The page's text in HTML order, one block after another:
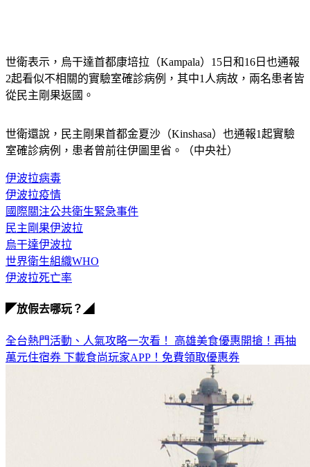
世衛表示，烏干達首都康培拉（Kampala）15日和16日也通報
2起看似不相關的實驗室確診病例，其中1人病故，兩名患者皆
從民主剛果返國。
世衛還說，民主剛果首都金夏沙（Kinshasa）也通報1起實驗
室確診病例，患者曾前往伊圖里省。（中央社）
伊波拉病毒
伊波拉疫情
國際關注公共衛生緊急事件
民主剛果伊波拉
烏干達伊波拉
世界衛生組織WHO
伊波拉死亡率
◤放假去哪玩？◢
全台熱門活動、人氣攻略一次看！ 高雄美食優惠開搶！再抽
萬元住宿券 下載食尚玩家APP！免費領取優惠券